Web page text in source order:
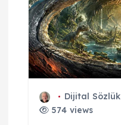
Dijital Sözlük
574 views